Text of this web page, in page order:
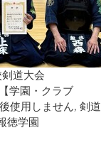
道大会
学園・クラブ
使用しません, 剣道
徳学園